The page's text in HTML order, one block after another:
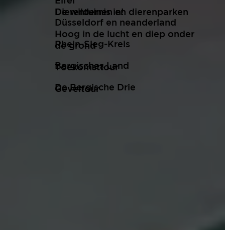
De wildernis in!
Hoog in de lucht en diep onder
de grond
Toekomsttour
Geveltour
Düsseldorf en neanderland
Rhein-Sieg-Kreis
Bergisches Land
De Bergische Drie
Dierentuinen en dierenparken